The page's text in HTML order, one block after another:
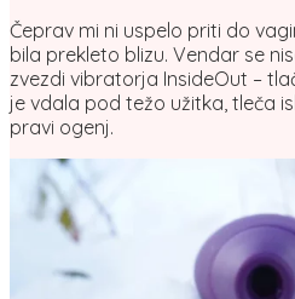
Čeprav mi ni uspelo priti do
bila prekleto blizu. Vendar se
zvezdi vibratorja InsideOut –
je vdala pod težo užitka, tleča
pravi ogenj.